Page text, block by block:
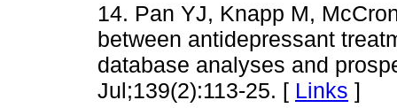
14. Pan YJ, Knapp M,
between antidepressant
database analyses and
Jul;139(2):113-25. [ Links ]